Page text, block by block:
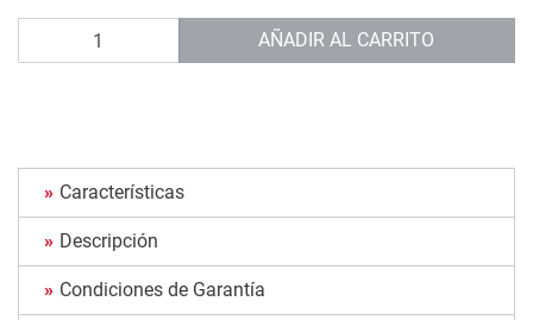
AÑADIR AL CARRITO
Características
Descripción
Condiciones de Garantía